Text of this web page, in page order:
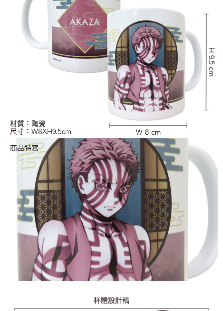
付款後全家取貨
每筆NT$65，滿NT$1,300(含以上)免運費
(不開放使用，請勿選取）
每筆NT$9,999
每筆NT$65，滿NT$1,300(含以上)免運費
每筆NT$65，滿NT$1,300(含以上)免運費
宅配-木棉花樂園專用
每筆NT$100，滿NT$1,300(含以上)免運費
宅配-離島(澎湖/金門/馬祖)-木棉花樂園專用
每筆NT$220
黑貓宅配-貨到付款
每筆NT$150